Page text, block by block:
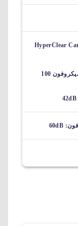
فرکانس پاسخگویی میکروفون 100